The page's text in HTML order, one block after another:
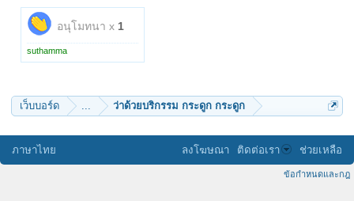
อนุโมทนา x 1
suthamma
เว็บบอร์ด ... ว่าด้วยบริกรรม กระดูก กระดูก
ภาษาไทย ลงโฆษณา ติดต่อเรา ช่วยเหลือ
ข้อกำหนดและกฎ